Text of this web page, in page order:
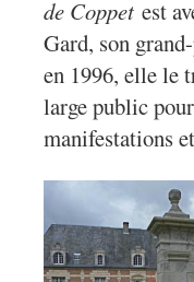
de Coppet est
Gard, son
en 1996, elle le
large public
manifestations